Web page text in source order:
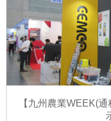
【九州農業WEEK(